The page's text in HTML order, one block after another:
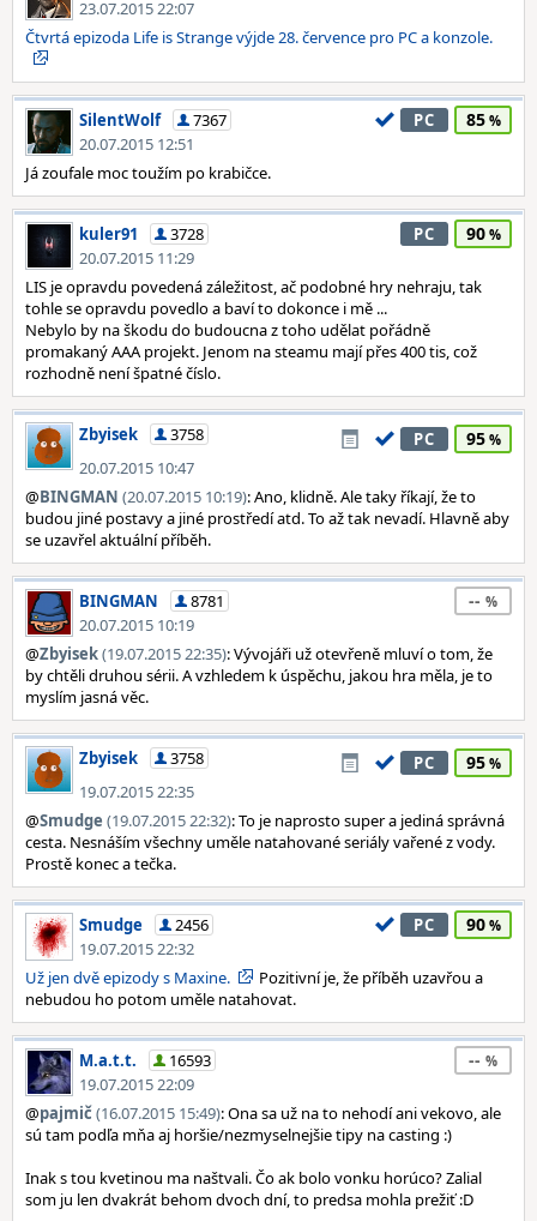
23.07.2015 22:07
Čtvrtá epizoda Life is Strange výjde 28. července pro PC a konzole.
SilentWolf
7367
20.07.2015 12:51
PC 85
Já zoufale moc toužím po krabičce.
kuler91
3728
20.07.2015 11:29
PC 90
LIS je opravdu povedená záležitost, ač podobné hry nehraju, tak
tohle se opravdu povedlo a baví to dokonce i mě ...
Nebylo by na škodu do budoucna z toho udělat pořádně
promakaný AAA projekt. Jenom na steamu mají přes 400 tis, což
rozhodně není špatné číslo.
Zbyisek
3758
20.07.2015 10:47
PC 95
@BINGMAN (20.07.2015 10:19): Ano, klidně. Ale taky říkají, že to
budou jiné postavy a jiné prostředí atd. To až tak nevadí. Hlavně aby
se uzavřel aktuální příběh.
BINGMAN
8781
20.07.2015 10:19
--
@Zbyisek(19.07.2015 22:35): Vývojáři už otevřeně mluví o tom, že
by chtěli druhou sérii. A vzhledem k úspěchu, jakou hra měla, je to
myslím jasná věc.
Zbyisek
3758
19.07.2015 22:35
PC 95
@Smudge (19.07.2015 22:32): To je naprosto super a jediná správná
cesta. Nesnáším všechny uměle natahované seriály vařené z vody.
Prostě konec a tečka.
Smudge
2456
19.07.2015 22:32
PC 90
Už jen dvě epizody s Maxine.
Pozitivní je, že příběh uzavřou a
nebudou ho potom uměle natahovat.
M.a.t.t.
16593
19.07.2015 22:09
--
@pajmič(16.07.2015 15:49): Ona sa už na to nehodí ani vekovo, ale
sú tam podľa mňa aj horšie/nezmyselnejšie tipy na casting :)
Inak s tou kvetinou ma naštvali. Čo ak bolo vonku horúco? Zalial
som ju len dvakrát behom dvoch dní, to predsa mohla prežiť :D